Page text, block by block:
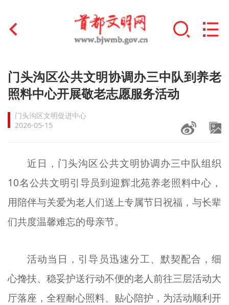
首页
文明创建
文明实践
未成年人思想道德建设
榜样人物
+
身边好人
北京宣传文化引导基金
宣传思想文化人才
门头沟区公共文明协调办三中队到养老
照料中心开展敬老志愿服务活动
门头沟区文明促进中心
2026-05-15
近日，门头沟区公共文明协调办三中队组织
10名公共文明引导员到迎辉北苑养老照料中心，
用陪伴与关爱为老人们送上专属节日祝福，与长辈
们共度温馨难忘的母亲节。
活动当日，引导员迅速分工、默契配合，细
心搀扶、稳妥护送行动不便的老人前往三层活动大
厅落座，全程耐心照料、贴心陪护，为活动顺利开